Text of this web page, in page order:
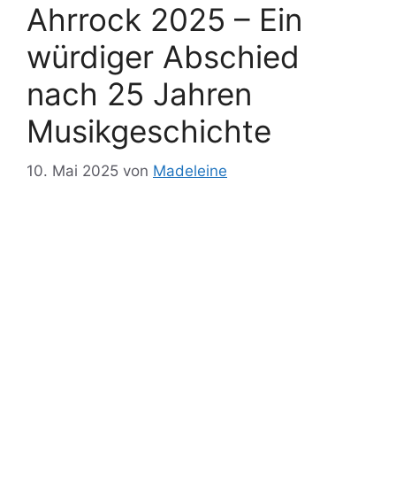
Ahrrock 2025 – Ein
würdiger Abschied
nach 25 Jahren
Musikgeschichte
10. Mai 2025 von Madeleine